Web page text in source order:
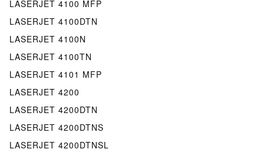
LASERJET 4100 MFP
LASERJET 4100DTN
LASERJET 4100N
LASERJET 4100TN
LASERJET 4101 MFP
LASERJET 4200
LASERJET 4200DTN
LASERJET 4200DTNS
LASERJET 4200DTNSL